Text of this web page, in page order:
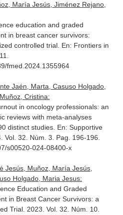
María Jesús, Jiménez Rejano,
education and graded
in breast cancer survivors:
controlled trial. En: Frontiers in
fmed.2024.1355964
Jaén, Marta, Casuso Holgado,
Cristina:
in oncology professionals: an
reviews with meta-analyses
distinct studies. En: Supportive
Vol. 32. Núm. 3. Pag. 196-196.
s00520-024-08400-x
Jesús, Muñoz, María Jesús,
Holgado, Maria Jesus:
Education and Graded
in Breast Cancer Survivors: a
Trial. 2023. Vol. 32. Núm. 10.